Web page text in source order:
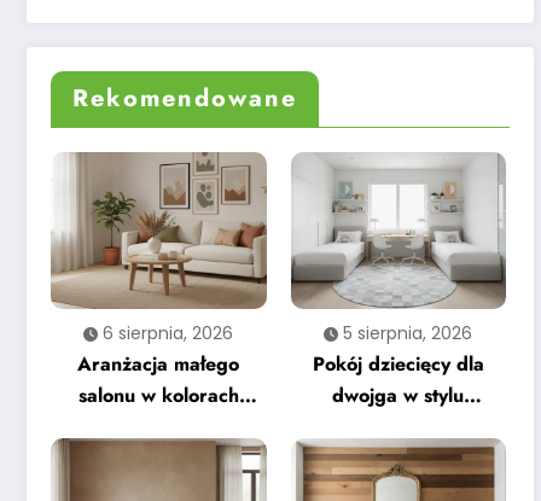
Rekomendowane
6 sierpnia, 2026
Aranżacja małego
salonu w kolorach
5 sierpnia, 2026
Pokój dziecięcy dla
dwojga w stylu
praktyczne wskazówki